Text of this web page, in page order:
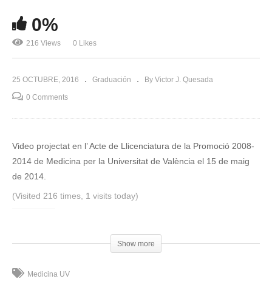
0%
216 Views 0 Likes
25 OCTUBRE, 2016 Graduación By Victor J. Quesada
0 Comments
Video projectat en l’ Acte de Llicenciatura de la Promoció 2008-
2014 de Medicina per la Universitat de València el 15 de maig
de 2014.
(Visited 216 times, 1 visits today)
Show more
Medicina UV